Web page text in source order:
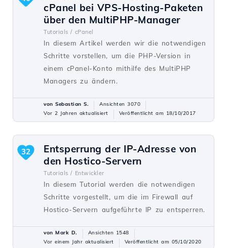
cPanel bei VPS-Hosting-Paketen
über den MultiPHP-Manager
Tutorials / cPanel
In diesem Artikel werden wir die notwendigen
Schritte vorstellen, um die PHP-Version in
einem cPanel-Konto mithilfe des MultiPHP
Managers zu ändern.
von Sebastian S.
Ansichten 3070
Vor 2 Jahren aktualisiert
Veröffentlicht am 18/10/2017
Entsperrung der IP-Adresse von
den Hostico-Servern
Tutorials / Entwickler
In diesem Tutorial werden die notwendigen
Schritte vorgestellt, um die im Firewall auf
Hostico-Servern aufgeführte IP zu entsperren.
32
von Mark D.
Ansichten 1548
Vor einem Jahr aktualisiert
Veröffentlicht am 05/10/2020